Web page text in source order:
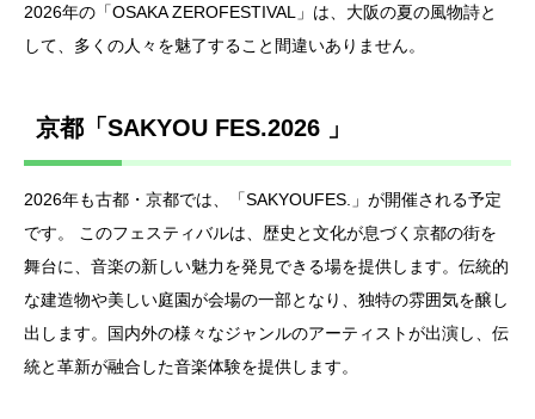
2026年の「OSAKA ZEROFESTIVAL」は、大阪の夏の風物詩と
して、多くの人々を魅了すること間違いありません。
京都「SAKYOU FES.2026 」
2026年も古都・京都では、「SAKYOUFES.」が開催される予定
です。 このフェスティバルは、歴史と文化が息づく京都の街を
舞台に、音楽の新しい魅力を発見できる場を提供します。伝統的
な建造物や美しい庭園が会場の一部となり、独特の雰囲気を醸し
出します。国内外の様々なジャンルのアーティストが出演し、伝
統と革新が融合した音楽体験を提供します。